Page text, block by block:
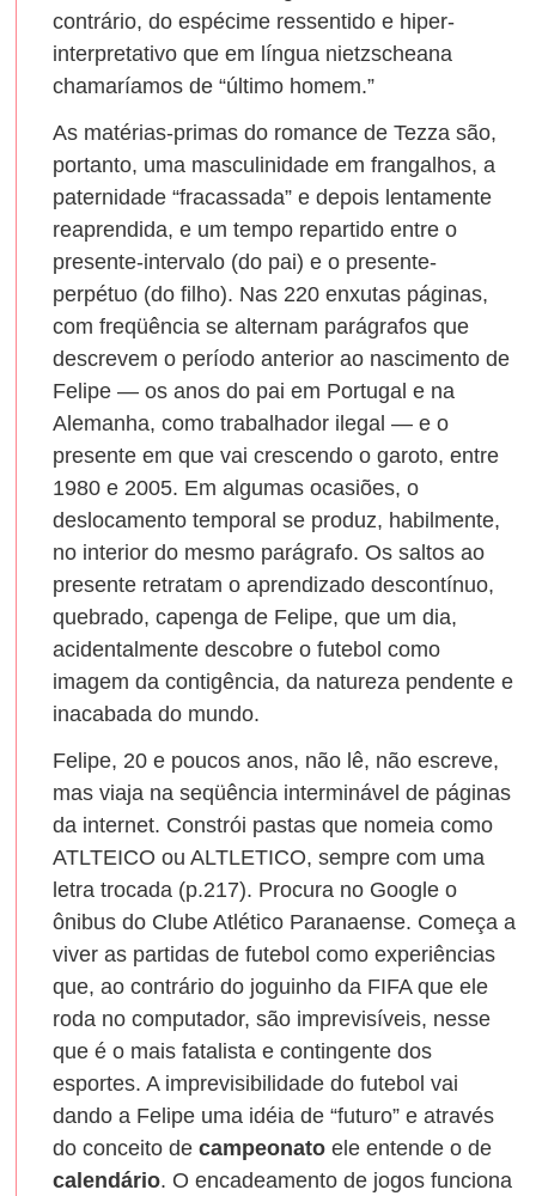
contrário, do espécime ressentido e hiper-
interpretativo que em língua nietzscheana
chamaríamos de “último homem.”
As matérias-primas do romance de Tezza são,
portanto, uma masculinidade em frangalhos, a
paternidade “fracassada” e depois lentamente
reaprendida, e um tempo repartido entre o
presente-intervalo (do pai) e o presente-
perpétuo (do filho). Nas 220 enxutas páginas,
com freqüência se alternam parágrafos que
descrevem o período anterior ao nascimento de
Felipe — os anos do pai em Portugal e na
Alemanha, como trabalhador ilegal — e o
presente em que vai crescendo o garoto, entre
1980 e 2005. Em algumas ocasiões, o
deslocamento temporal se produz, habilmente,
no interior do mesmo parágrafo. Os saltos ao
presente retratam o aprendizado descontínuo,
quebrado, capenga de Felipe, que um dia,
acidentalmente descobre o futebol como
imagem da contigência, da natureza pendente e
inacabada do mundo.
Felipe, 20 e poucos anos, não lê, não escreve,
mas viaja na seqüência interminável de páginas
da internet. Constrói pastas que nomeia como
ATLTEICO ou ALTLETICO, sempre com uma
letra trocada (p.217). Procura no Google o
ônibus do Clube Atlético Paranaense. Começa a
viver as partidas de futebol como experiências
que, ao contrário do joguinho da FIFA que ele
roda no computador, são imprevisíveis, nesse
que é o mais fatalista e contingente dos
esportes. A imprevisibilidade do futebol vai
dando a Felipe uma idéia de “futuro” e através
do conceito decampeonatoele entende o de
calendário. O encadeamento de jogos funciona